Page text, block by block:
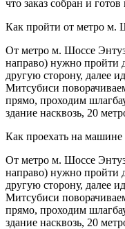
что заказ собран и готов
Как пройти от метро м.
От метро м. Шоссе
направо) нужно пройти
другую сторону, далее
Митсубиси
прямо, проходим
здание насквозь, 20
Как проехать на машине
От метро м. Шоссе
направо) нужно пройти
другую сторону, далее
Митсубиси
прямо, проходим
здание насквозь, 20